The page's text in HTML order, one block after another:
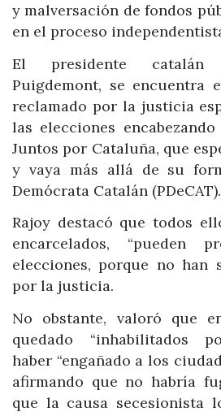
y malversación de fondos
en el proceso
El presidente catalán
Puigdemont, se encuentra
reclamado por la justicia
las elecciones
Juntos por Cataluña, que
y vaya más allá de su
Demócrata Catalán (PDeCAT).
Rajoy destacó que todos
encarcelados, “pueden
elecciones, porque no han
por la justicia.
No obstante, valoró que
quedado “inhabilitados
haber “engañado a los
afirmando que no habría
que la causa secesionista